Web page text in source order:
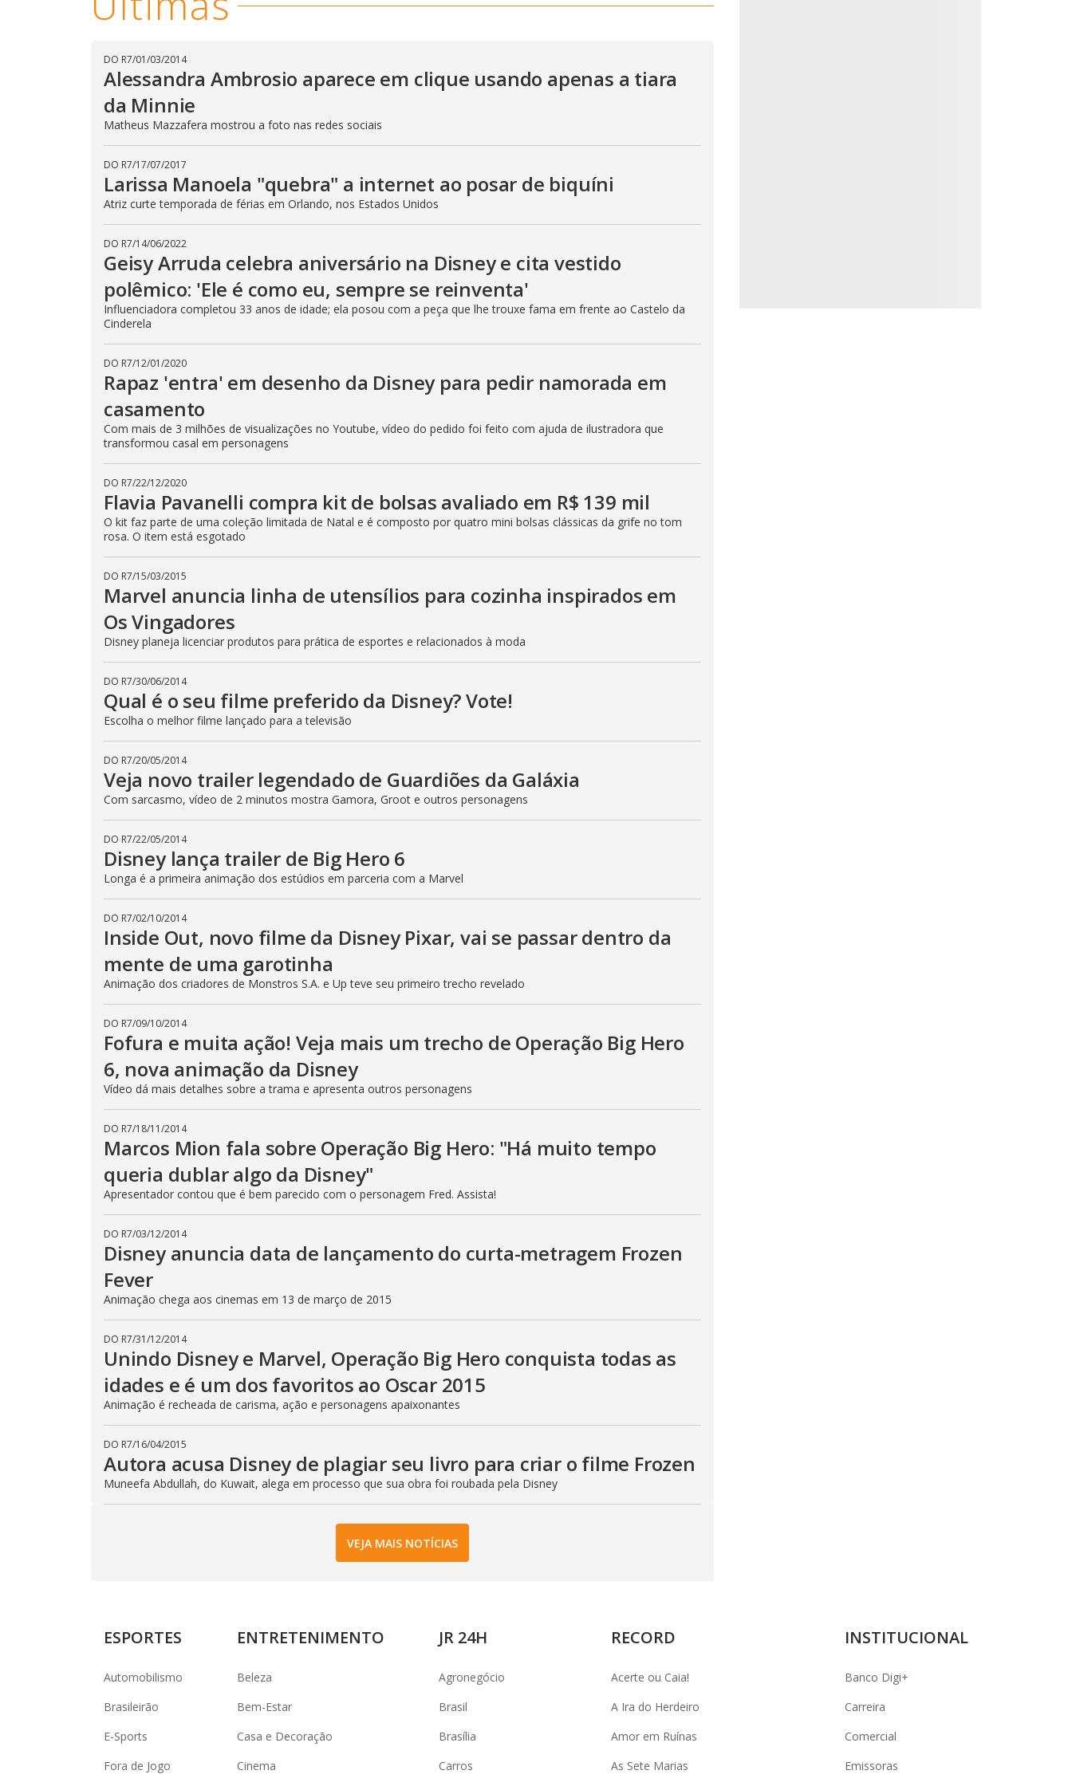
V
i
d
e
o
DO R7/01/03/2014
Alessandra Ambrosio aparece em clique usando apenas a tiara
da Minnie
Matheus Mazzafera mostrou a foto nas redes sociais
DO R7/17/07/2017
Larissa Manoela "quebra" a internet ao posar de biquíni
Atriz curte temporada de férias em Orlando, nos Estados Unidos
DO R7/14/06/2022
Geisy Arruda celebra aniversário na Disney e cita vestido
polêmico: 'Ele é como eu, sempre se reinventa'
Influenciadora completou 33 anos de idade; ela posou com a peça que lhe trouxe fama em frente ao Castelo da
Cinderela
DO R7/12/01/2020
Rapaz 'entra' em desenho da Disney para pedir namorada em
casamento
Com mais de 3 milhões de visualizações no Youtube, vídeo do pedido foi feito com ajuda de ilustradora que
transformou casal em personagens
DO R7/22/12/2020
Flavia Pavanelli compra kit de bolsas avaliado em R$ 139 mil
O kit faz parte de uma coleção limitada de Natal e é composto por quatro mini bolsas clássicas da grife no tom
rosa. O item está esgotado
DO R7/15/03/2015
Marvel anuncia linha de utensílios para cozinha inspirados em
Os Vingadores
Disney planeja licenciar produtos para prática de esportes e relacionados à moda
DO R7/30/06/2014
Qual é o seu filme preferido da Disney? Vote!
Escolha o melhor filme lançado para a televisão
DO R7/20/05/2014
Veja novo trailer legendado de Guardiões da Galáxia
Com sarcasmo, vídeo de 2 minutos mostra Gamora, Groot e outros personagens
DO R7/22/05/2014
Disney lança trailer de Big Hero 6
Longa é a primeira animação dos estúdios em parceria com a Marvel
DO R7/02/10/2014
Inside Out, novo filme da Disney Pixar, vai se passar dentro da
mente de uma garotinha
Animação dos criadores de Monstros S.A. e Up teve seu primeiro trecho revelado
DO R7/09/10/2014
Fofura e muita ação! Veja mais um trecho de Operação Big Hero
6, nova animação da Disney
Vídeo dá mais detalhes sobre a trama e apresenta outros personagens
DO R7/18/11/2014
Marcos Mion fala sobre Operação Big Hero: "Há muito tempo
queria dublar algo da Disney"
Apresentador contou que é bem parecido com o personagem Fred. Assista!
DO R7/03/12/2014
Disney anuncia data de lançamento do curta-metragem Frozen
Fever
Animação chega aos cinemas em 13 de março de 2015
DO R7/31/12/2014
Unindo Disney e Marvel, Operação Big Hero conquista todas as
idades e é um dos favoritos ao Oscar 2015
Animação é recheada de carisma, ação e personagens apaixonantes
DO R7/16/04/2015
Autora acusa Disney de plagiar seu livro para criar o filme Frozen
Muneefa Abdullah, do Kuwait, alega em processo que sua obra foi roubada pela Disney
VEJA MAIS NOTÍCIAS
ESPORTES
Automobilismo
Brasileirão
E-Sports
Fora de Jogo
ENTRETENIMENTO
Beleza
Bem-Estar
Casa e Decoração
Cinema
JR 24H
Agronegócio
Brasil
Brasília
Carros
RECORD
Acerte ou Caia!
A Ira do Herdeiro
Amor em Ruínas
As Sete Marias
INSTITUCIONAL
Banco Digi+
Carreira
Comercial
Emissoras